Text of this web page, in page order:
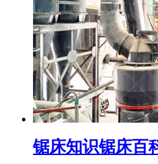
锯床知识锯床百